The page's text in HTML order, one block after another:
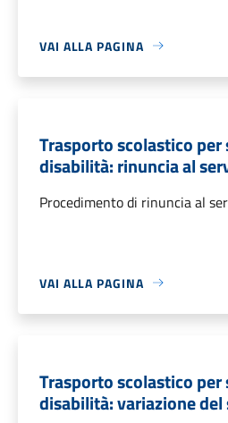
VAI ALLA PAGINA
Trasporto scolastico
disabilità: rinuncia al
Procedimento di rinuncia al
VAI ALLA PAGINA
Trasporto scolastico
disabilità: variazione del